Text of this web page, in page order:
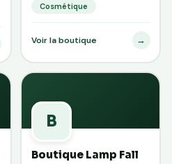
Cosmétique
Voir la boutique →
B
Boutique Lamp Fall